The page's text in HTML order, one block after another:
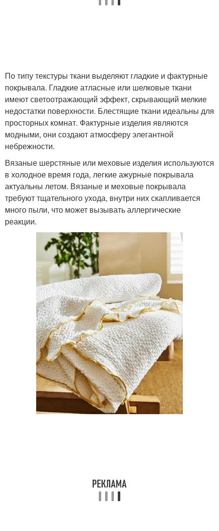
По типу текстуры ткани выделяют гладкие и фактурные
покрывала. Гладкие атласные или шелковые ткани
имеют светоотражающий эффект, скрывающий мелкие
недостатки поверхности. Блестящие ткани идеальны для
просторных комнат. Фактурные изделия являются
модными, они создают атмосферу элегантной
небрежности.
Вязаные шерстяные или меховые изделия используются
в холодное время года, легкие ажурные покрывала
актуальны летом. Вязаные и меховые покрывала
требуют тщательного ухода, внутри них скапливается
много пыли, что может вызывать аллергические
реакции.